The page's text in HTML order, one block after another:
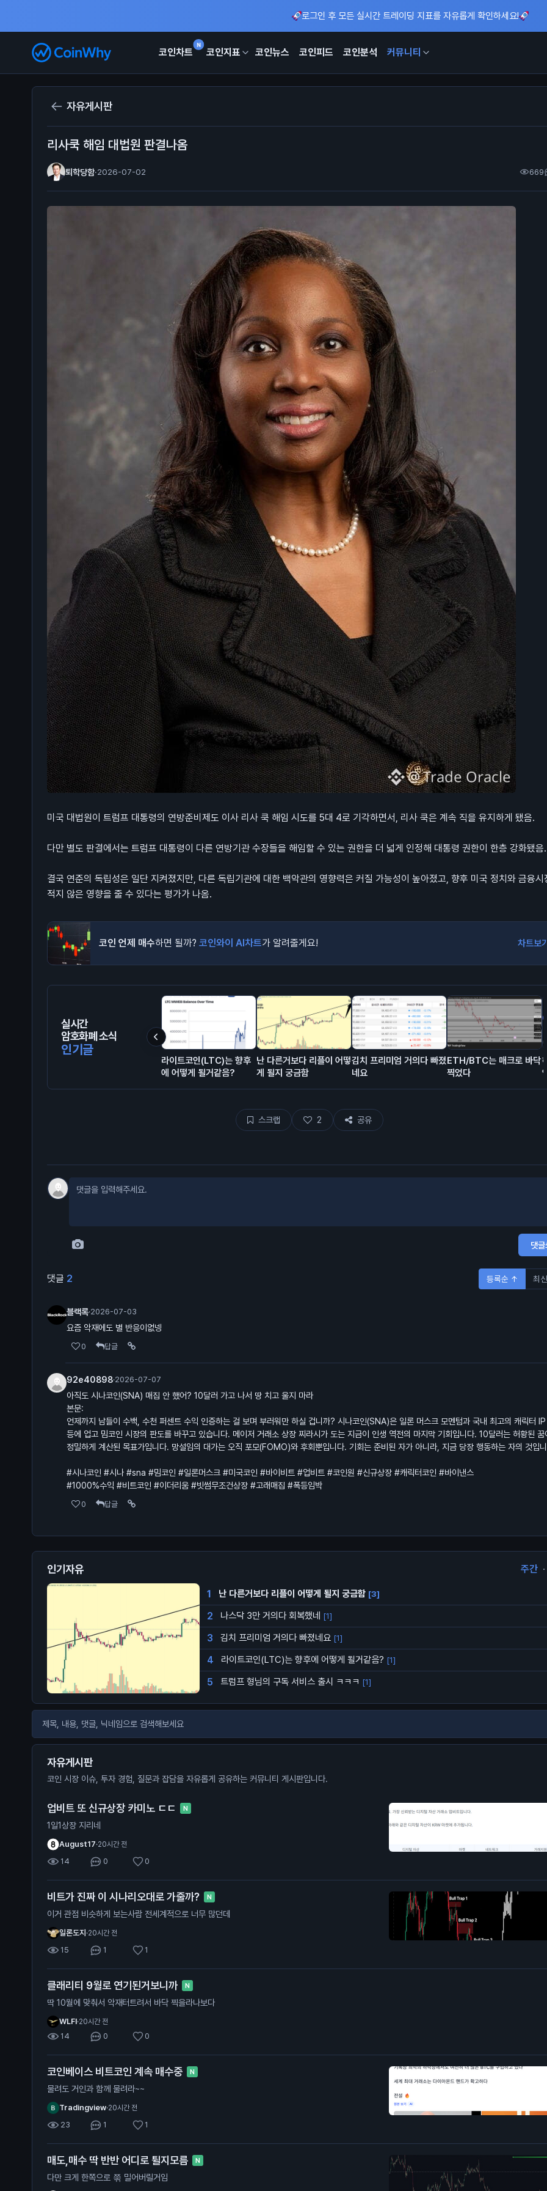
로그인 후 모든 실시간 트레이딩 지표를 자유롭게 확인하세요!
N
코인차트 코인지표 코인뉴스 코인피드 코인분석 커뮤니티
자유게시판
리사쿡 해임 대법원 판결나옴
퇴학당함·2026-07-02 669
미국 대법원이 트럼프 대통령의 연방준비제도 이사 리사 쿡 해임 시도를 5대 4로 기각하면서, 리사 쿡은 계속 직을 유지하게 됐음.
다만 별도 판결에서는 트럼프 대통령이 다른 연방기관 수장들을 해임할 수 있는 권한을 더 넓게 인정해 대통령 권한이 한층 강화됐음.
결국 연준의 독립성은 일단 지켜졌지만, 다른 독립기관에 대한 백악관의 영향력은 커질 가능성이 높아졌고, 향후 미국 정치와 금융시
적지 않은 영향을 줄 수 있다는 평가가 나옴.
코인 언제 매수하면 될까? 코인와이 AI차트가 알려줄게요! 차트보기
실시간
암호화폐 소식
인기글
라이트코인(LTC)는 향후
에 어떻게 될거같음?
난 다른거보다 리플이 어떻
게 될지 궁금함
김치 프리미엄 거의다 빠졌
네요
ETH/BTC는 매크로 바닥
찍었다
스크랩 2 공유
댓글
댓글 2 등록순 ↑ 최
블랙록·2026-07-03
요즘 악재에도 별 반응이없넹
0 답글
92e40898·2026-07-07
아직도 시나코인(SNA) 매집 안 했어? 10달러 가고 나서 땅 치고 울지 마라
본문:
언제까지 남들이 수백, 수천 퍼센트 수익 인증하는 걸 보며 부러워만 하실 겁니까? 시나코인(SNA)은 일론 머스크 모멘텀과 국내 최고의 캐릭터
등에 업고 밈코인 시장의 판도를 바꾸고 있습니다. 메이저 거래소 상장 찌라시가 도는 지금이 인생 역전의 마지막 기회입니다. 10달러는 허황된 꿈
정밀하게 계산된 목표가입니다. 망설임의 대가는 오직 포모(FOMO)와 후회뿐입니다. 기회는 준비된 자가 아니라, 지금 당장 행동하는 자의 것입
#시나코인 #시나 #sna #밈코인 #일론머스크 #미국코인 #바이비트 #업비트 #코인원 #신규상장 #캐릭터코인 #바이낸스
#1000%수익 #비트코인 #이더리움 #빗썸무조건상장 #고래매집 #폭등임박
0 답글
인기자유 주간 ·
1 난 다른거보다 리플이 어떻게 될지 궁금함 [3]
2 나스닥 3만 거의다 회복했네 [1]
3 김치 프리미엄 거의다 빠졌네요 [1]
4 라이트코인(LTC)는 향후에 어떻게 될거같음? [1]
5 트럼프 형님의 구독 서비스 출시 ㅋㅋㅋ [1]
자유게시판
코인 시장 이슈, 투자 경험, 질문과 잡담을 자유롭게 공유하는 커뮤니티 게시판입니다.
업비트 또 신규상장 카미노 ㄷㄷ N
1일1상장 지리네
August17·20시간 전
14 0 0
비트가 진짜 이 시나리오대로 가줄까? N
이거 관점 비슷하게 보는사람 전세계적으로 너무 많던데
일론도지 ·20시간 전
15 1 1
클래리티 9월로 연기된거보니까 N
딱 10월에 맞춰서 악재터트려서 바닥 찍을라나보다
WLFI·20시간 전
14 0 0
코인베이스 비트코인 계속 매수중 N
물려도 거인과 함께 물려라~~
Tradingview·20시간 전
23 1 1
매도,매수 딱 반반 어디로 튈지모름 N
다만 크게 한쪽으로 쭊 밀어버릴거임